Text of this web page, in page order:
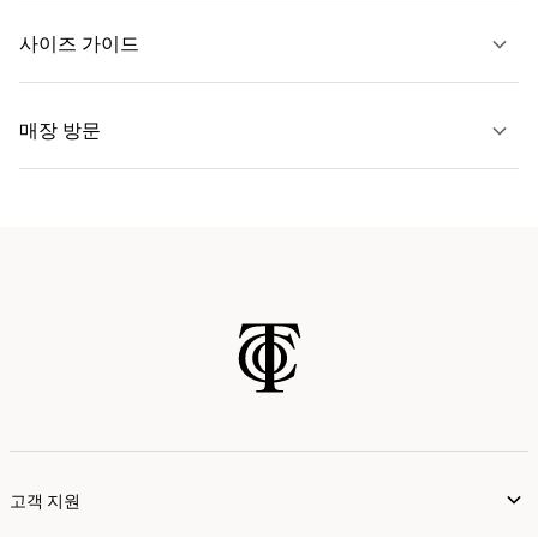
사이즈 가이드
자세히 보기
매장 방문
고객 지원